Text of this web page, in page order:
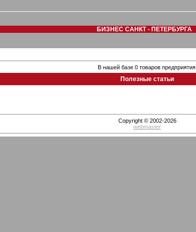
БИЗНЕС САНКТ - ПЕТЕРБУРГА
В нашей базе 0 товаров предприятия.
Полезные статьи
Copyright © 2002-2026
webmaster